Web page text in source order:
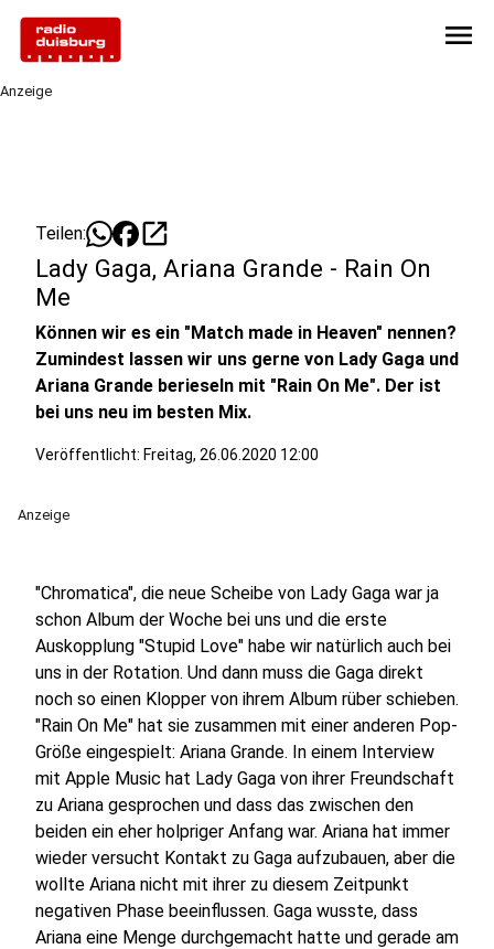
menu
Anzeige
Teilen: open_in_new
Lady Gaga, Ariana Grande - Rain On
Me
Können wir es ein "Match made in Heaven" nennen?
Zumindest lassen wir uns gerne von Lady Gaga und
Ariana Grande berieseln mit "Rain On Me". Der ist
bei uns neu im besten Mix.
Veröffentlicht: Freitag, 26.06.2020 12:00
Anzeige
"Chromatica", die neue Scheibe von Lady Gaga war ja
schon Album der Woche bei uns und die erste
Auskopplung "Stupid Love" habe wir natürlich auch bei
uns in der Rotation. Und dann muss die Gaga direkt
noch so einen Klopper von ihrem Album rüber schieben.
"Rain On Me" hat sie zusammen mit einer anderen Pop-
Größe eingespielt: Ariana Grande. In einem Interview
mit Apple Music hat Lady Gaga von ihrer Freundschaft
zu Ariana gesprochen und dass das zwischen den
beiden ein eher holpriger Anfang war. Ariana hat immer
wieder versucht Kontakt zu Gaga aufzubauen, aber die
wollte Ariana nicht mit ihrer zu diesem Zeitpunkt
negativen Phase beeinflussen. Gaga wusste, dass
Ariana eine Menge durchgemacht hatte und gerade am